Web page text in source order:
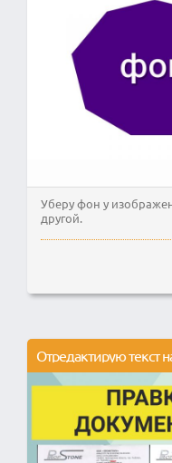
Уберу фон у
другой.